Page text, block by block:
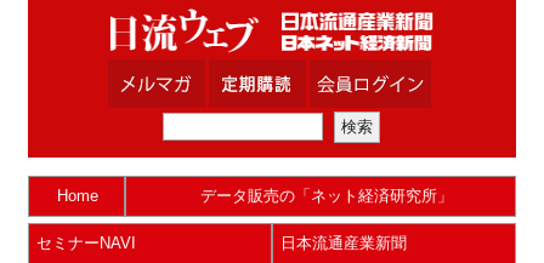
Home データ販売の「ネット経済研究所」
セミナーNAVI 日本流通産業新聞